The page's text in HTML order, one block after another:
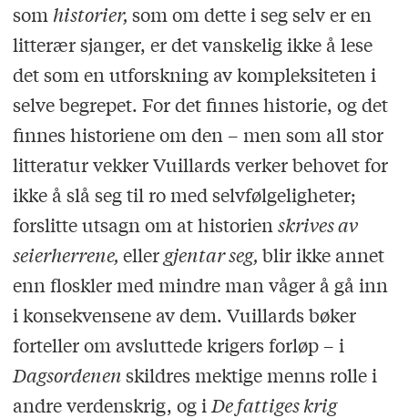
som historier, som om dette i seg selv er en
litterær sjanger, er det vanskelig ikke å lese
det som en utforskning av kompleksiteten i
selve begrepet. For det finnes historie, og det
finnes historiene om den – men som all stor
litteratur vekker Vuillards verker behovet for
ikke å slå seg til ro med selvfølgeligheter;
forslitte utsagn om at historien skrives av
seierherrene, eller gjentar seg, blir ikke annet
enn floskler med mindre man våger å gå inn
i konsekvensene av dem. Vuillards bøker
forteller om avsluttede krigers forløp – i
Dagsordenenskildres mektige menns rolle i
andre verdenskrig, og i De fattiges krig